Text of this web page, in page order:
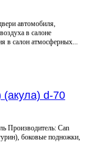
автомобиля,
в салоне
в салон атмосферных...
(акула) d-70
Производитель: Can
боковые подножки,